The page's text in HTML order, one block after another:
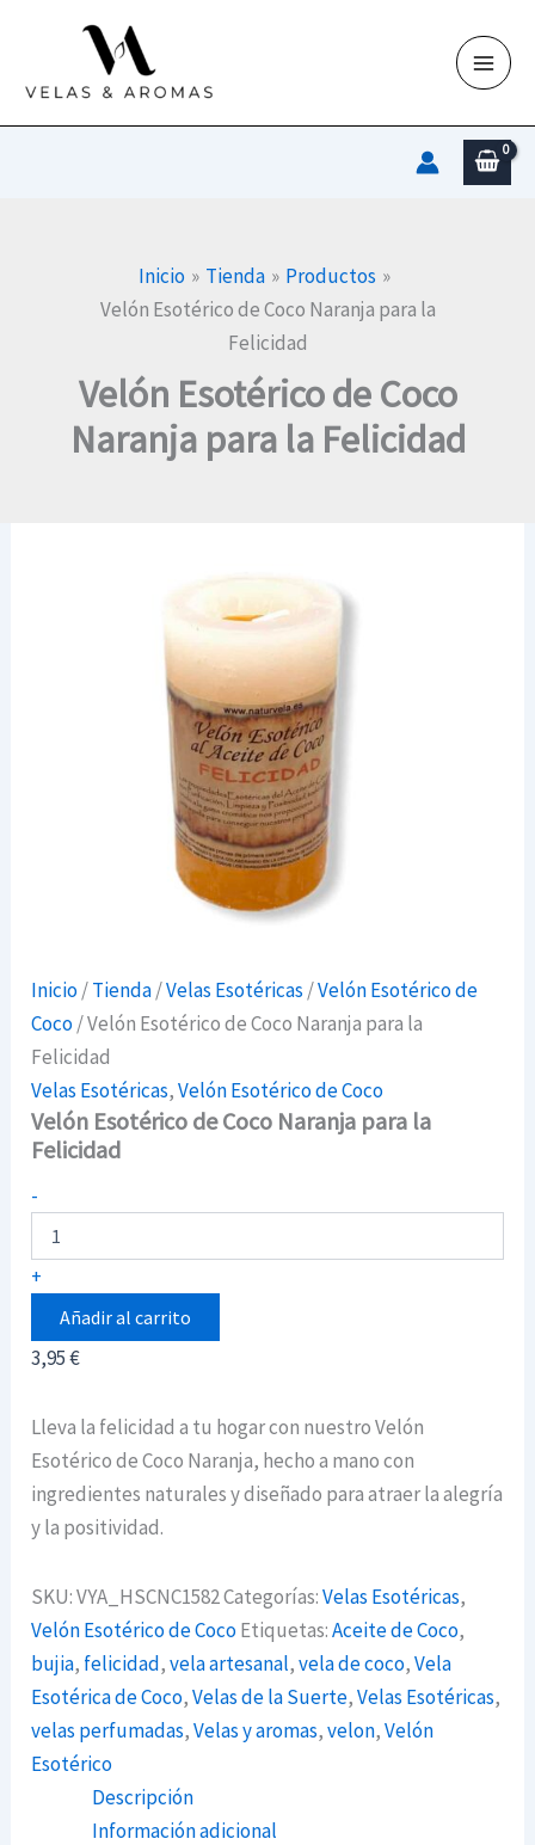
contenido
Inicio Tienda
Productos
Velón Esotérico de Coco Naranja para la
Felicidad
Velón Esotérico de Coco
Naranja para la Felicidad
Inicio/Tienda/Velas Esotéricas /Velón Esotérico de
Coco/ Velón Esotérico de Coco Naranja para la
Felicidad
Velas Esotéricas,Velón Esotérico de Coco
Velón Esotérico de Coco Naranja para la
Felicidad
-
Esotérico
de
Coco
Naranja
para
Felicidad
+
Añadir al carrito
3,95€
Lleva la felicidad a tu hogar con nuestro Velón
Esotérico de Coco Naranja, hecho a mano con
ingredientes naturales y diseñado para atraer la alegría
y la positividad.
SKU:VYA_HSCNC1582Categorías:Velas Esotéricas,
Velón Esotérico de CocoEtiquetas:Aceite de Coco,
bujia, felicidad,vela artesanal,vela de coco,Vela
Esotérica de Coco,Velas de la Suerte,Velas Esotéricas,
velas perfumadas,Velas y aromas,velon,Velón
Esotérico
Descripción
Información adicional